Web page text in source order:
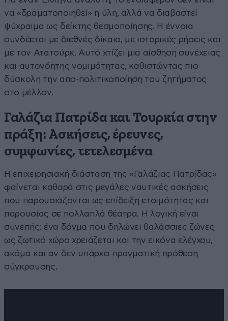
να «δραματοποιηθεί» η ύλη, αλλά να διαβαστεί
ψύχραιμα ως δείκτης θεσμοποίησης. Η έννοια
συνδέεται με διεθνές δίκαιο, με ιστορικές ρήσεις και
με τον Ατατούρκ. Αυτό χτίζει μια αίσθηση συνέχειας
και αυτονόητης νομιμότητας, καθιστώντας πιο
δύσκολη την απο-πολιτικοποίηση του ζητήματος
στο μέλλον.
Γαλάζια Πατρίδα και Τουρκία στην
πράξη: Ασκήσεις, έρευνες,
συμφωνίες, τετελεσμένα
Η επιχειρησιακή διάσταση της «Γαλάζιας Πατρίδας»
φαίνεται καθαρά στις μεγάλες ναυτικές ασκήσεις
που παρουσιάζονται ως επίδειξη ετοιμότητας και
παρουσίας σε πολλαπλά θέατρα. Η λογική είναι
συνεπής: ένα δόγμα που δηλώνει θαλάσσιες ζώνες
ως ζωτικό χώρο χρειάζεται και την εικόνα ελέγχου,
ακόμα και αν δεν υπάρχει πραγματική πρόθεση
σύγκρουσης.